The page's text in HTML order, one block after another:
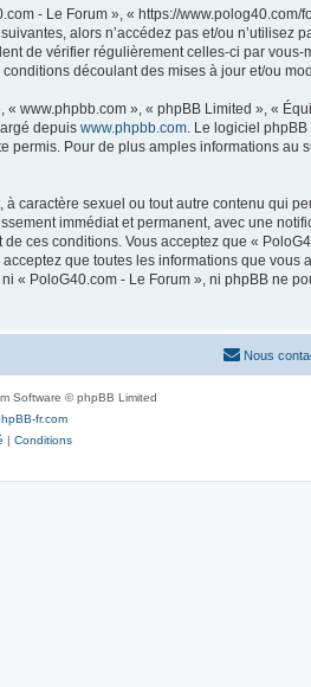
- Le Forum », « https://
alors n’accédez pas et/ou n’utilisez
de vérifier régulièrement celles-ci par
découlant des mises à jour et/ou
www.phpbb.com », « phpBB Limited », «
depuis www.phpbb.com. Le logiciel
permis. Pour de plus amples informations au
caractère sexuel ou tout autre contenu qui
immédiat et permanent, avec une
ces conditions. Vous acceptez que «
que toutes les informations que vous
PoloG40.com - Le Forum », ni phpBB ne
Nous
Software © phpBB Limited
fr.com
| Conditions